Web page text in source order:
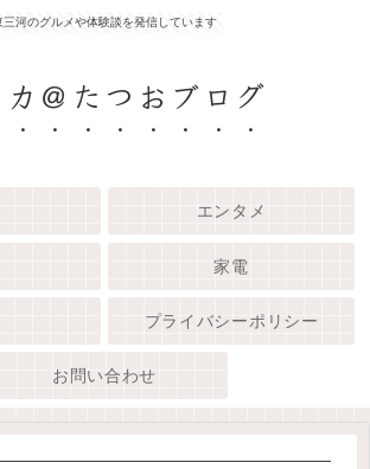
三河のグルメや体験談を発信しています
カ＠たつおブログ
エンタメ
家電
プライバシーポリシー
お問い合わせ